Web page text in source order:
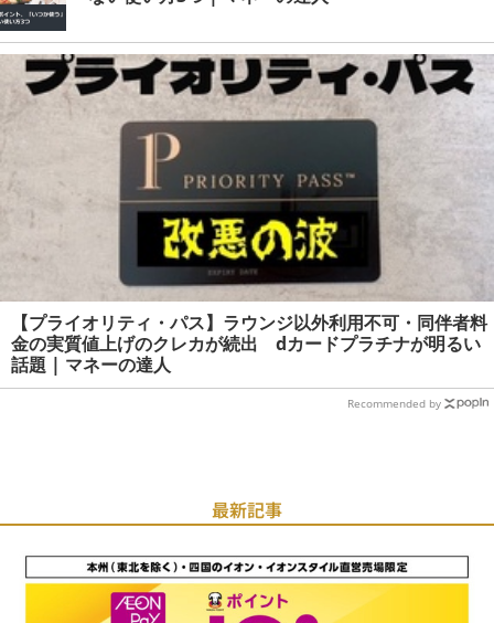
【プライオリティ・パス】ラウンジ以外利用不可・同伴者料
金の実質値上げのクレカが続出 dカードプラチナが明るい
話題 | マネーの達人
Recommended by
最新記事